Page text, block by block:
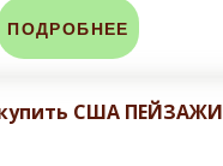
ПОДРОБНЕЕ
США ПЕЙЗАЖИ